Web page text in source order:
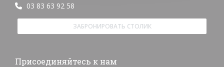
03 83 63 92 58
ЗАБРОНИРОВАТЬ СТОЛИК
Присоединяйтесь к нам